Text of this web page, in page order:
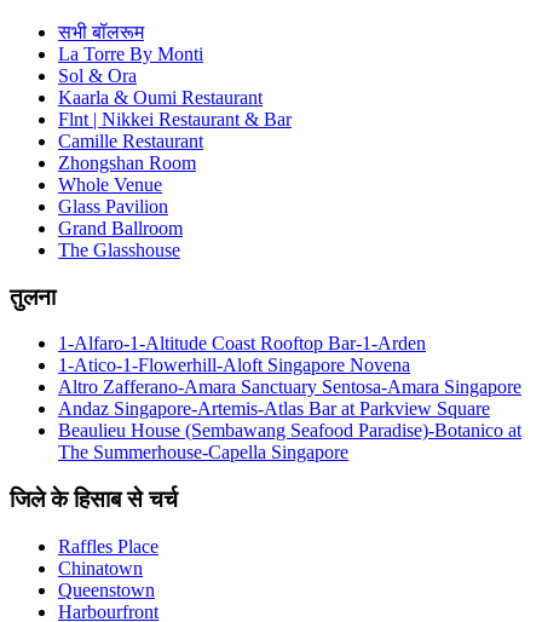
सभी बॉलरूम
La Torre By Monti
Sol & Ora
Kaarla & Oumi Restaurant
Flnt | Nikkei Restaurant & Bar
Camille Restaurant
Zhongshan Room
Whole Venue
Glass Pavilion
Grand Ballroom
The Glasshouse
तुलना
1-Alfaro-1-Altitude Coast Rooftop Bar-1-Arden
1-Atico-1-Flowerhill-Aloft Singapore Novena
Altro Zafferano-Amara Sanctuary Sentosa-Amara Singapore
Andaz Singapore-Artemis-Atlas Bar at Parkview Square
Beaulieu House (Sembawang Seafood Paradise)-Botanico at
The Summerhouse-Capella Singapore
जिले के हिसाब से चर्च
Raffles Place
Chinatown
Queenstown
Harbourfront